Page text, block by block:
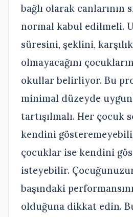
bağlı olarak canlarının
normal kabul edilmeli.
süresini, şeklini,
olmayacağını
okullar belirliyor. Bu
minimal düzeyde
tartışılmalı. Her çocuk
kendini
çocuklar ise kendini
isteyebilir.
başındaki
olduğuna dikkat edin.